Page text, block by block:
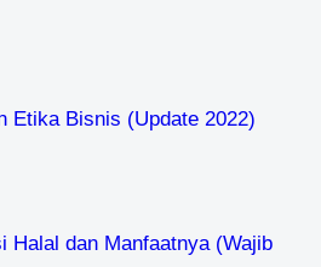
Etika Bisnis (Update 2022)
Halal dan Manfaatnya (Wajib